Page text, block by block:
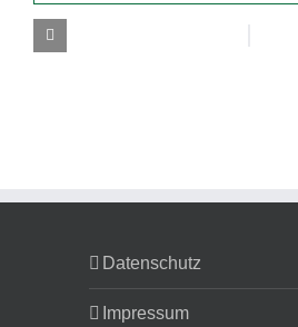
Datenschutz
Impressum